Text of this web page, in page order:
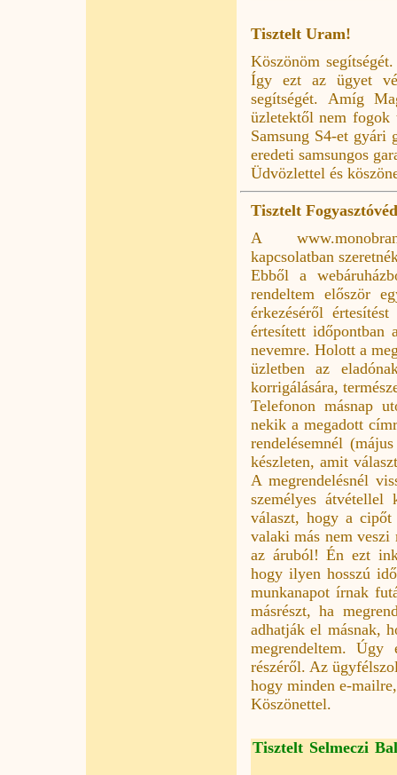
Tisztelt Uram!
Köszönöm
Így ezt az ügyet
segítségét. Amíg
üzletektől nem fogok
Samsung S4-et gyári
eredeti samsungos
Üdvözlettel és
Tisztelt
A
kapcsolatban
Ebből a
rendeltem először
érkezéséről
értesített időpontban
nevemre. Holott a
üzletben az
korrigálására,
Telefonon másnap
nekik a megadott
rendelésemnél
készleten, amit
A megrendelésnél
személyes
választ, hogy a
valaki más nem veszi
az áruból! Én ezt
hogy ilyen hosszú
munkanapot írnak
másrészt, ha
adhatják el másnak,
megrendeltem.
részéről. Az
hogy minden e-
Köszönettel.
Tisztelt Selmeczi